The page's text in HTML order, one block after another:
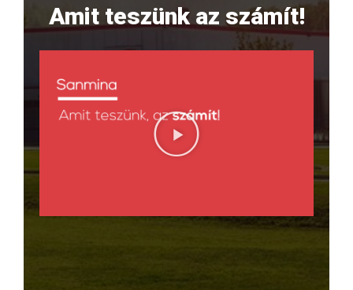
Amit teszünk az számít!